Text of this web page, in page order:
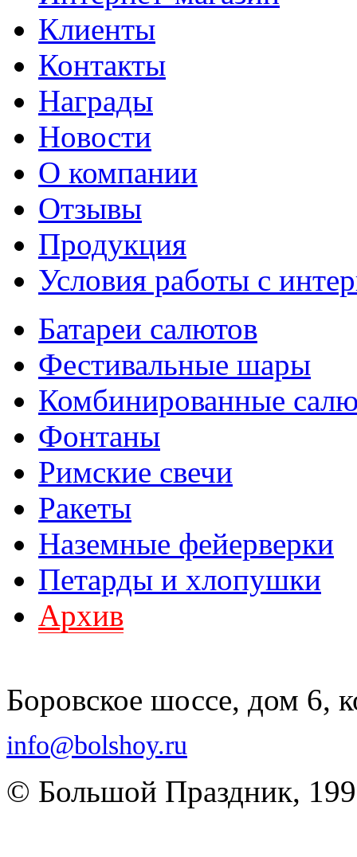
Клиенты
Контакты
Награды
Новости
О компании
Отзывы
Продукция
Условия работы с
Батареи салютов
Фестивальные шары
Комбинированные
Фонтаны
Римские свечи
Ракеты
Наземные фейерверки
Петарды и хлопушки
Архив
Боровское шоссе, дом 6,
info@bolshoy.ru
© Большой Праздник,